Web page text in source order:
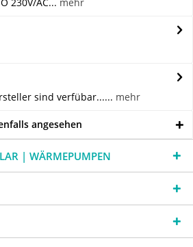
sind verfübar...... mehr
angesehen
| WÄRMEPUMPEN